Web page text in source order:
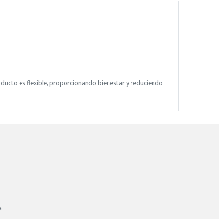
es flexible, proporcionando bienestar y reduciendo